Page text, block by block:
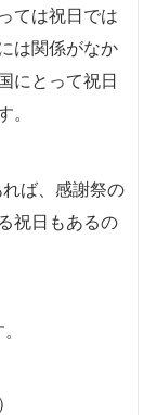
ては祝日では
は関係がなか
にとって祝日
。
ば、感謝祭の
祝日もあるの